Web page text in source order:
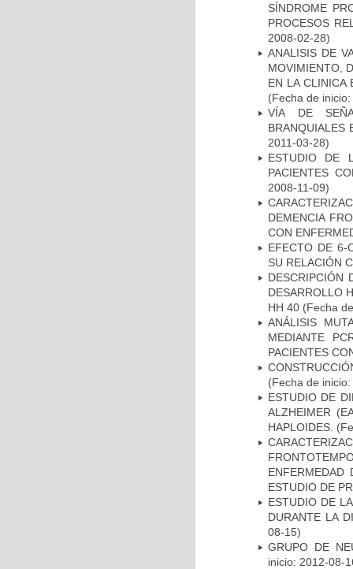
SÍNDROME
PROCESOS
2008-02-28)
ANALISIS DE
MOVIMIENTO,
EN LA CLINICA
(Fecha de
VÍA DE
BRANQUIALES
2011-03-28)
ESTUDIO DE
PACIENTES
2008-11-09)
DEMENCIA
CON
EFECTO DE 6-
SU RELACIÓN
DESCRIPCIÓN
DESARROLLO
HH 40 (Fecha
ANÁLISIS
MEDIANTE
PACIENTES
(Fecha de
ESTUDIO DE
ALZHEIMER
HAPLOIDES.
ENFERMEDAD
ESTUDIO DE
ESTUDIO DE
DURANTE LA
08-15)
GRUPO DE
inicio: 2012-08-